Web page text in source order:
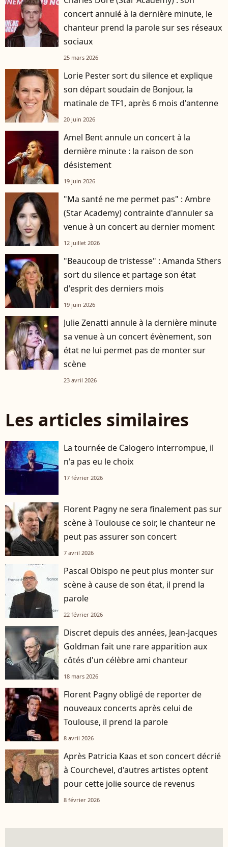
concert annulé à la dernière minute, le
chanteur prend la parole sur ses réseaux
sociaux
25 mars 2026
Lorie Pester sort du silence et explique
son départ soudain de Bonjour, la
matinale de TF1, après 6 mois d'antenne
20 juin 2026
Amel Bent annule un concert à la
dernière minute : la raison de son
désistement
19 juin 2026
"Ma santé ne me permet pas" : Ambre
(Star Academy) contrainte d'annuler sa
venue à un concert au dernier moment
12 juillet 2026
"Beaucoup de tristesse" : Amanda Sthers
sort du silence et partage son état
d'esprit des derniers mois
19 juin 2026
Julie Zenatti annule à la dernière minute
sa venue à un concert évènement, son
état ne lui permet pas de monter sur
scène
23 avril 2026
Les articles similaires
La tournée de Calogero interrompue, il
n'a pas eu le choix
17 février 2026
Florent Pagny ne sera finalement pas sur
scène à Toulouse ce soir, le chanteur ne
peut pas assurer son concert
7 avril 2026
Pascal Obispo ne peut plus monter sur
scène à cause de son état, il prend la
parole
22 février 2026
Discret depuis des années, Jean-Jacques
Goldman fait une rare apparition aux
côtés d'un célèbre ami chanteur
18 mars 2026
Florent Pagny obligé de reporter de
nouveaux concerts après celui de
Toulouse, il prend la parole
8 avril 2026
Après Patricia Kaas et son concert décrié
à Courchevel, d'autres artistes optent
pour cette jolie source de revenus
8 février 2026